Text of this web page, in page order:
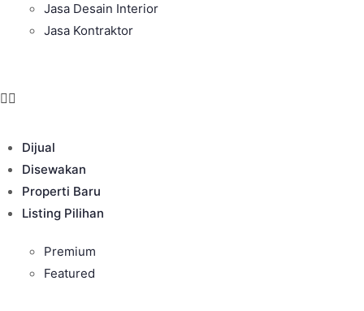
Jasa Desain Interior
Jasa Kontraktor
Dijual
Disewakan
Properti Baru
Listing Pilihan
Premium
Featured